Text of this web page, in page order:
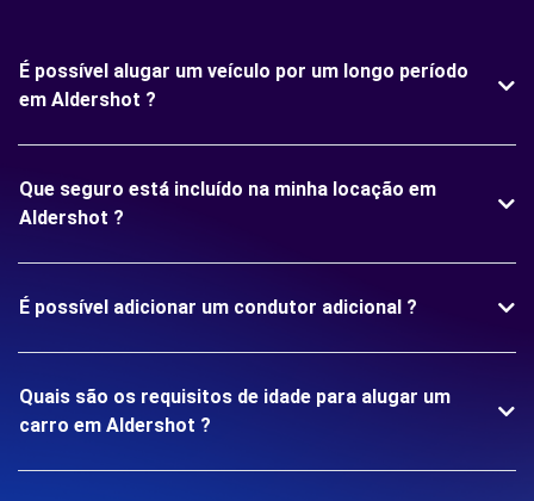
É possível alugar um veículo por um longo período
em Aldershot ?
Que seguro está incluído na minha locação em
Aldershot ?
É possível adicionar um condutor adicional ?
Quais são os requisitos de idade para alugar um
carro em Aldershot ?